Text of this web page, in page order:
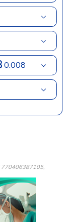
0.008
770406387105,